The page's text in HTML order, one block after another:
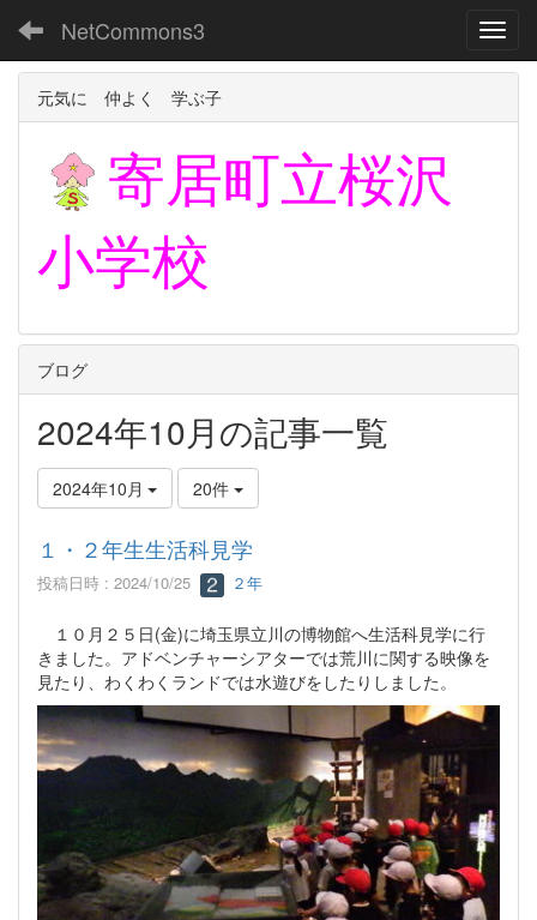
NetCommons3
元気に 仲よく 学ぶ子
寄居町立桜沢
小学校
ブログ
2024年10月の記事一覧
2024年10月 20件
１・２年生生活科見学
投稿日時 : 2024/10/25 ２年
１０月２５日(金)に埼玉県立川の博物館へ生活科見学に行
きました。アドベンチャーシアターでは荒川に関する映像を
見たり、わくわくランドでは水遊びをしたりしました。